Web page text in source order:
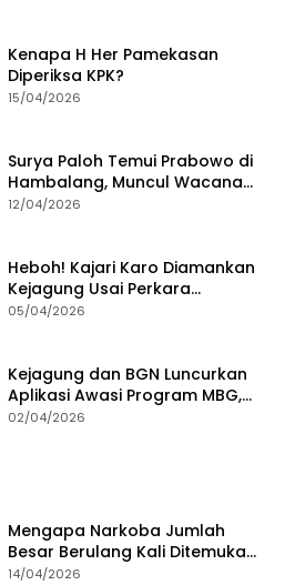
Kenapa H Her Pamekasan
Diperiksa KPK?
15/04/2026
Surya Paloh Temui Prabowo di
Hambalang, Muncul Wacana
Penggabungan NasDem dan
12/04/2026
Heboh! Kajari Karo Diamankan
Kejagung Usai Perkara
Videografer Divonis Bebas
05/04/2026
Kejagung dan BGN Luncurkan
Aplikasi Awasi Program MBG,
Begini Cara Lapornya
02/04/2026
Mengapa Narkoba Jumlah
Besar Berulang Kali Ditemukan
di Wilayah Kepulauan
14/04/2026